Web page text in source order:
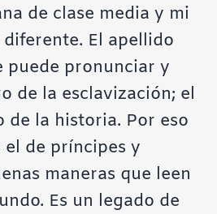
de clase media y mi
El apellido
puede pronunciar y
de la esclavización; el
de la historia. Por eso
el de príncipes y
maneras que leen
Es un legado de